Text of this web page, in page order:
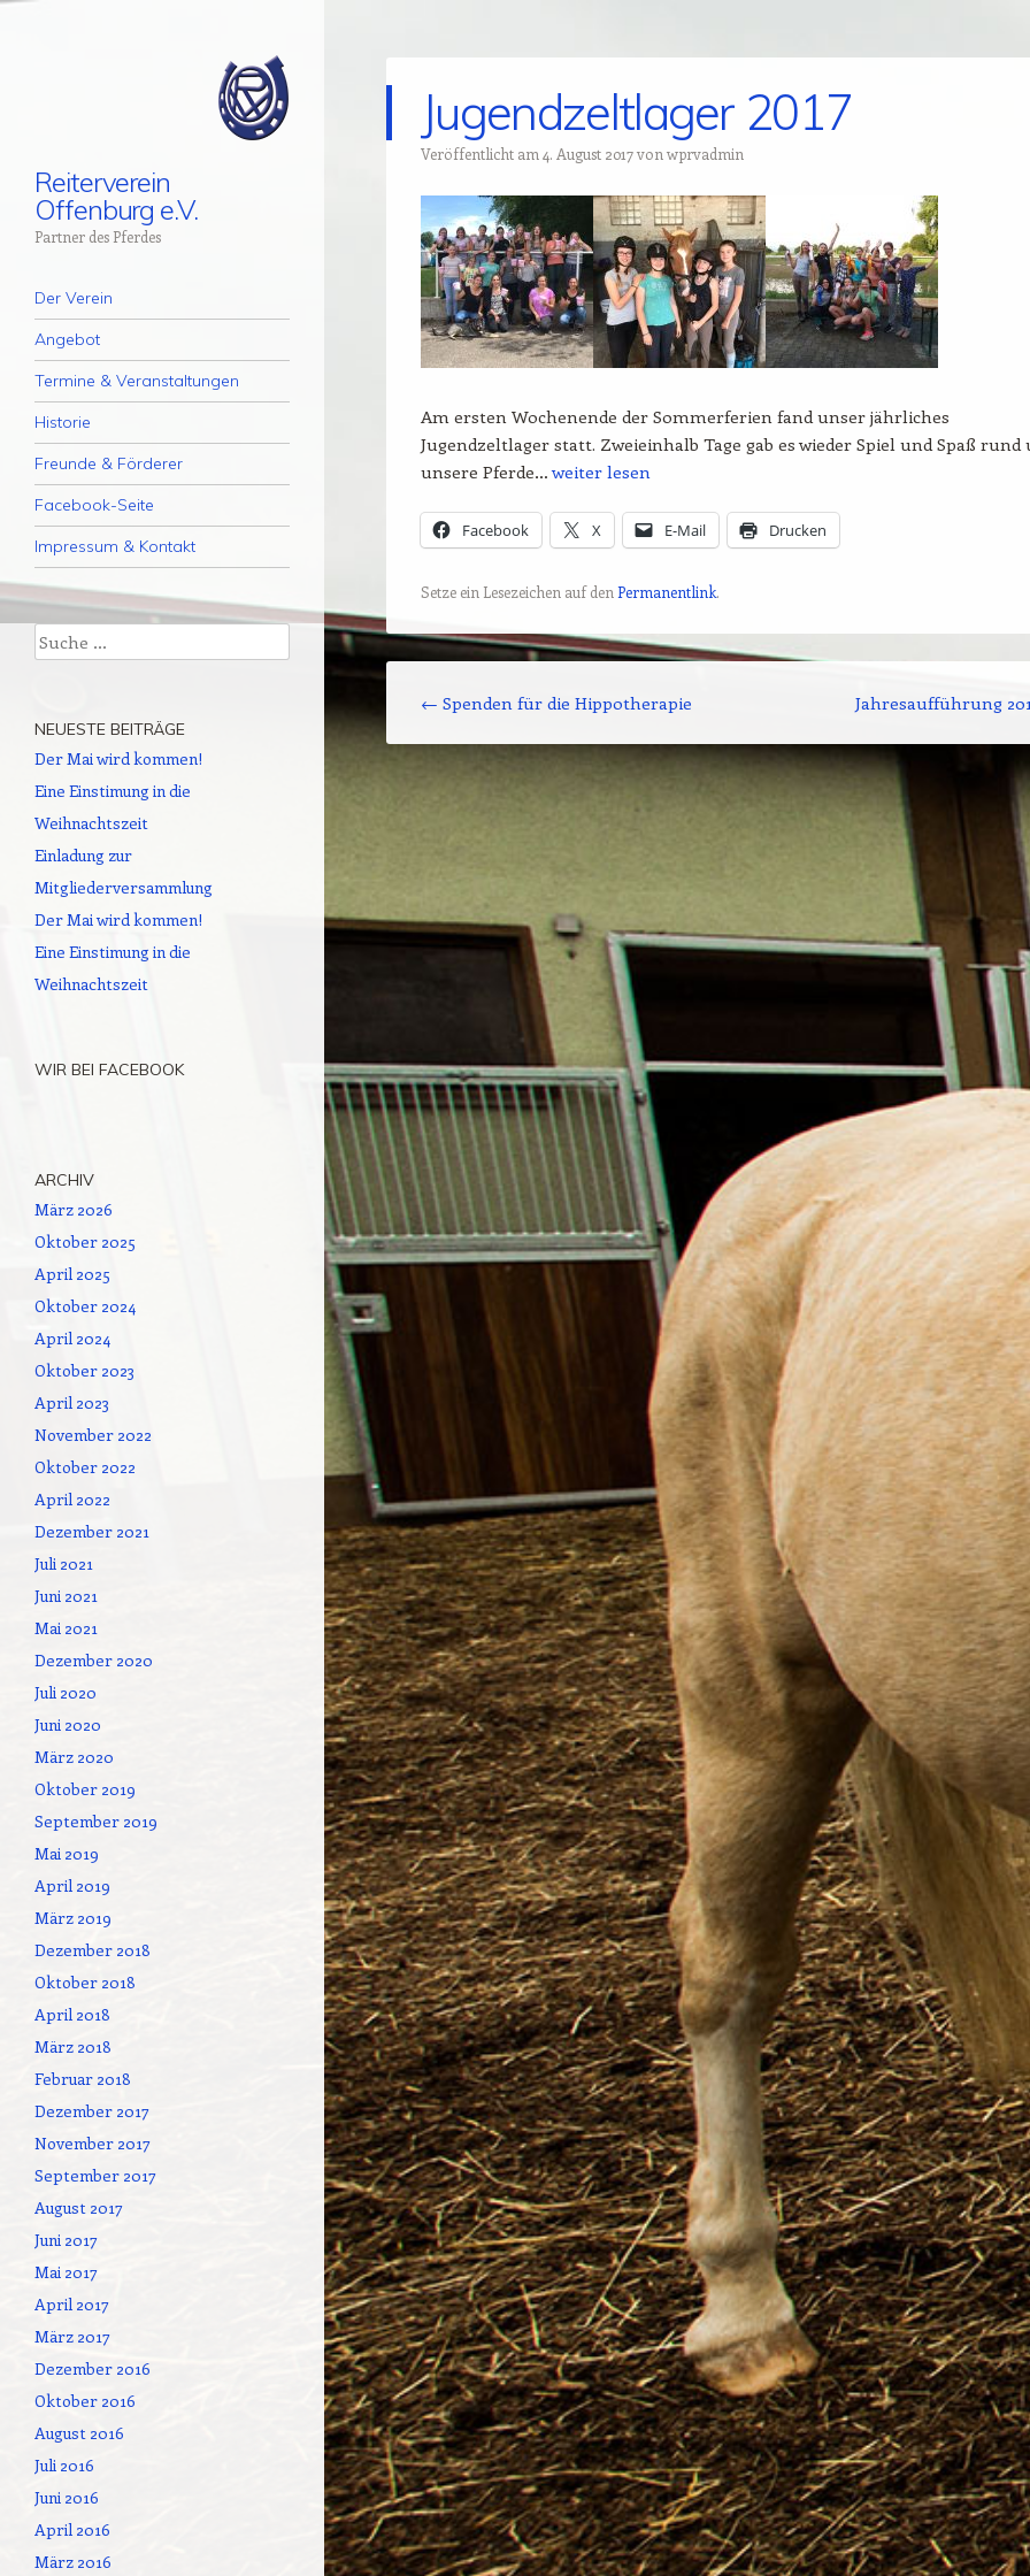
Reiterverein
Offenburg e.V.
Partner des Pferdes
Menü
Zum Inhalt springen
Der Verein
Angebot
Termine & Veranstaltungen
Historie
Freunde & Förderer
Facebook-Seite
Impressum & Kontakt
Jugendzeltlager 2017
Veröffentlicht am 4. August 2017von wprvadmin
Am ersten Wochenende der Sommerferien fand unser jährliches
Jugendzeltlager statt. Zweieinhalb Tage gab es wieder Spiel und Spaß rund
unsere Pferde…weiter lesen
Facebook X E-Mail Drucken
Setze ein Lesezeichen auf den Permanentlink.
← Spenden für die Hippotherapie Jahresaufführung
Suche
NEUESTE BEITRÄGE
Der Mai wird kommen!
Eine Einstimung in die
Weihnachtszeit
Einladung zur
Mitgliederversammlung
Der Mai wird kommen!
Eine Einstimung in die
Weihnachtszeit
WIR BEI FACEBOOK
ARCHIV
März 2026
Oktober 2025
April 2025
Oktober 2024
April 2024
Oktober 2023
April 2023
November 2022
Oktober 2022
April 2022
Dezember 2021
Juli 2021
Juni 2021
Mai 2021
Dezember 2020
Juli 2020
Juni 2020
März 2020
Oktober 2019
September 2019
Mai 2019
April 2019
März 2019
Dezember 2018
Oktober 2018
April 2018
März 2018
Februar 2018
Dezember 2017
November 2017
September 2017
August 2017
Juni 2017
Mai 2017
April 2017
März 2017
Dezember 2016
Oktober 2016
August 2016
Juli 2016
Juni 2016
April 2016
März 2016